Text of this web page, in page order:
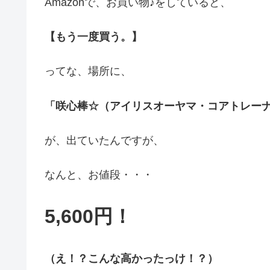
Amazonで、お買い物♪をしていると、
【 もう一度買う。】
ってな、場所に、
「咲心棒☆（アイリスオーヤマ・コアトレー
が、出ていたんですが、
なんと、お値段・・・
5,600円！
（え！？こんな高かったっけ！？）